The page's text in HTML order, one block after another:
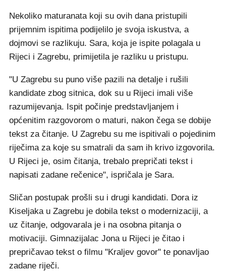
Nekoliko maturanata koji su ovih dana pristupili
prijemnim ispitima podijelilo je svoja iskustva, a
dojmovi se razlikuju. Sara, koja je ispite polagala u
Rijeci i Zagrebu, primijetila je razliku u pristupu.
"U Zagrebu su puno više pazili na detalje i rušili
kandidate zbog sitnica, dok su u Rijeci imali više
razumijevanja. Ispit počinje predstavljanjem i
općenitim razgovorom o maturi, nakon čega se dobije
tekst za čitanje. U Zagrebu su me ispitivali o pojedinim
riječima za koje su smatrali da sam ih krivo izgovorila.
U Rijeci je, osim čitanja, trebalo prepričati tekst i
napisati zadane rečenice", ispričala je Sara.
Sličan postupak prošli su i drugi kandidati. Dora iz
Kiseljaka u Zagrebu je dobila tekst o modernizaciji, a
uz čitanje, odgovarala je i na osobna pitanja o
motivaciji. Gimnazijalac Jona u Rijeci je čitao i
prepričavao tekst o filmu "Kraljev govor" te ponavljao
zadane riječi.